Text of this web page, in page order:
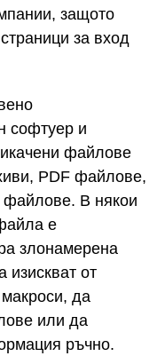
защото
за вход
софтуер и
файлове
PDF файлове,
В някои
е
злонамерена
изискват от
да
или да
ръчно.